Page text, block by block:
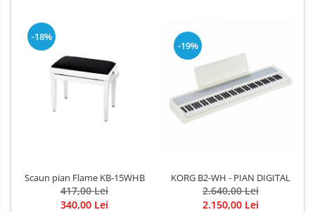
-18%
Scaun pian Flame KB-15WHB
417,00 Lei
340,00 Lei
-19%
KORG B2-WH - PIAN DIGITAL
2.640,00 Lei
2.150,00 Lei